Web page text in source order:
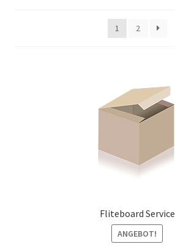
Zum Onlineshop in der Web Version
1 2
Fliteboard Service
ANGEBOT!